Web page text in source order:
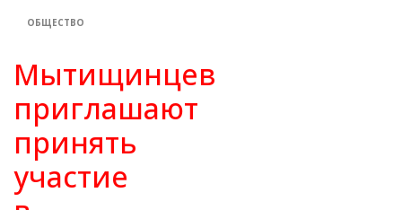
ОБЩЕСТВО
Мытищинцев
приглашают
принять
участие